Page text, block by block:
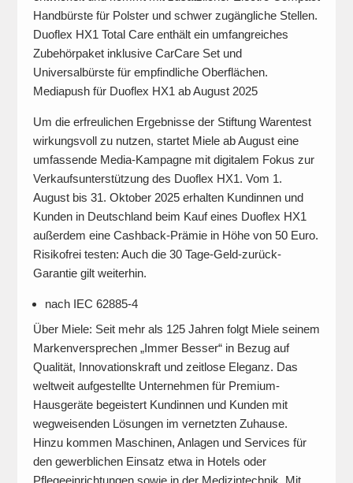
Handbürste für Polster und schwer zugängliche Stellen.
Duoflex HX1 Total Care enthält ein umfangreiches
Zubehörpaket inklusive CarCare Set und
Universalbürste für empfindliche Oberflächen.
Mediapush für Duoflex HX1 ab August 2025
Um die erfreulichen Ergebnisse der Stiftung Warentest
wirkungsvoll zu nutzen, startet Miele ab August eine
umfassende Media-Kampagne mit digitalem Fokus zur
Verkaufsunterstützung des Duoflex HX1. Vom 1.
August bis 31. Oktober 2025 erhalten Kundinnen und
Kunden in Deutschland beim Kauf eines Duoflex HX1
außerdem eine Cashback-Prämie in Höhe von 50 Euro.
Risikofrei testen: Auch die 30 Tage-Geld-zurück-
Garantie gilt weiterhin.
nach IEC 62885-4
Über Miele: Seit mehr als 125 Jahren folgt Miele seinem
Markenversprechen „Immer Besser“ in Bezug auf
Qualität, Innovationskraft und zeitlose Eleganz. Das
weltweit aufgestellte Unternehmen für Premium-
Hausgeräte begeistert Kundinnen und Kunden mit
wegweisenden Lösungen im vernetzten Zuhause.
Hinzu kommen Maschinen, Anlagen und Services für
den gewerblichen Einsatz etwa in Hotels oder
Pflegeeinrichtungen sowie in der Medizintechnik. Mit